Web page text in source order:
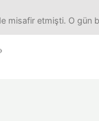
misafir etmişti. O